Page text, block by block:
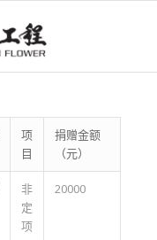
项
目
捐赠金额
（元）
非
定
项
20000